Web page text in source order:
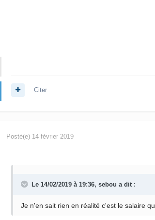
Citer
Posté(e) 14 février 2019
Le 14/02/2019 à 19:36, sebou a dit :
Je n'en sait rien en réalité c'est le salaire